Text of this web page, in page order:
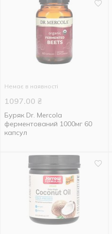
Немає в наявності
1097.00 ₴
Буряк Dr. Mercola
ферментований 1000мг 60
капсул